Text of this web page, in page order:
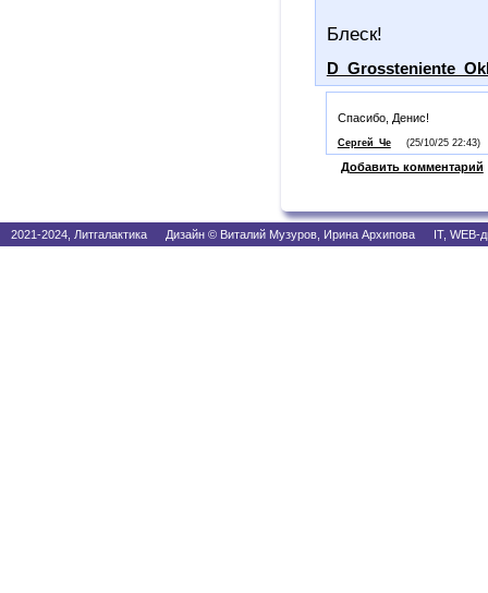
Блеск!
Спасибо, Денис!
Сергей_Че (25/10/25 22:43)
Добавить комментарий
2021-2024, Литгалактика Дизайн © Виталий Музуров, Ирина Архипова IT, WEB-